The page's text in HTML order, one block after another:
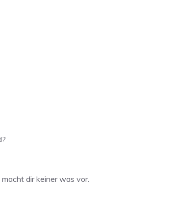
dir keiner was vor.